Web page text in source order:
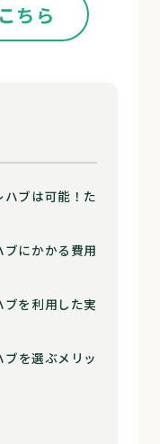
ちら
ブは可能！た
にかかる費用
を利用した実
を選ぶメリッ